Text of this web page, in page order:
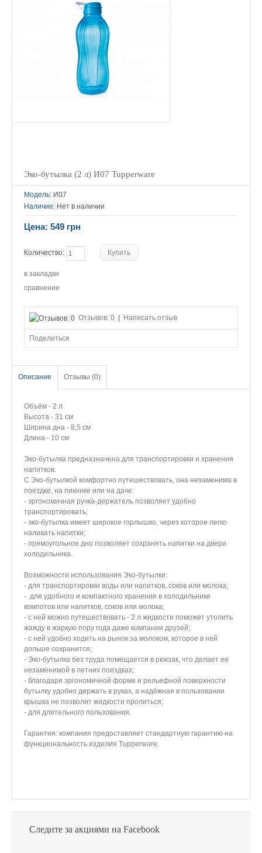
Эко-бутылка (2 л) И07 Tupperware
Модель: И07
Наличие: Нет в наличии
Цена: 549 грн
Количество:
в закладки
сравнение
Отзывов: 0 Написать отзыв
Поделиться
Описание Отзывы (0)
Объём - 2 л
Высота - 31 см
Ширина дна - 8,5 см
Длина - 10 см
Эко-бутылка предназначена для транспортировки и хранения
напитков.
С Эко-бутылкой комфортно путешествовать, она незаменима в
поездке, на пикнике или на даче:
- эргономичная ручка-держатель позволяет удобно
транспортировать;
- эко-бутылка имеет широкое горлышко, через которое легко
наливать напитки;
- прямоугольное дно позволяет сохранять напитки на двери
холодильника.
Возможности использования Эко-бутылки:
- для транспортировки воды или напитков, соков или молока;
- для удобного и компактного хранения в холодильнике
компотов или напитков, соков или молока;
- с ней можно путешествовать - 2 л жидкости поможет утолить
жажду в жаркую пору года даже компании друзей;
- с ней удобно ходить на рынок за молоком, которое в ней
дольше сохранится;
- Эко-бутылка без труда помещается в рюкзак, что делает ее
незаменимой в летних поездках;
- благодаря эргономичной форме и рельефной поверхности
бутылку удобно держать в руках, а надёжная в пользовании
крышка не позволит жидкости пролиться;
- для длительного пользования.
Гарантия: компания предоставляет стандартную гарантию на
функциональность изделия Tupperware.
Следите за акциями на Facebook